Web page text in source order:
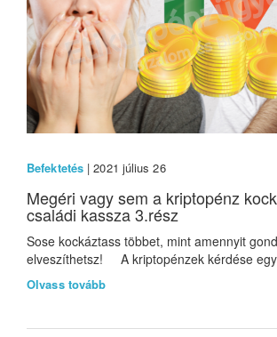
Befektetés | 2021 július 26
Megéri vagy sem a kriptopénz
családi kassza 3.rész
Sose kockáztass többet, mint amennyit
elveszíthetsz! A kriptopénzek kérdése
Olvass tovább